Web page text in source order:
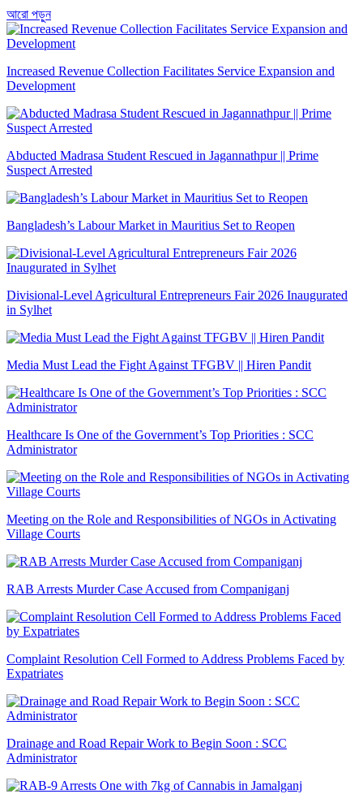
আরো পড়ুন
Increased Revenue Collection Facilitates Service Expansion and
Development
Abducted Madrasa Student Rescued in Jagannathpur || Prime
Suspect Arrested
Bangladesh’s Labour Market in Mauritius Set to Reopen
Divisional-Level Agricultural Entrepreneurs Fair 2026 Inaugurated
in Sylhet
Media Must Lead the Fight Against TFGBV || Hiren Pandit
Healthcare Is One of the Government’s Top Priorities : SCC
Administrator
Meeting on the Role and Responsibilities of NGOs in Activating
Village Courts
RAB Arrests Murder Case Accused from Companiganj
Complaint Resolution Cell Formed to Address Problems Faced by
Expatriates
Drainage and Road Repair Work to Begin Soon : SCC
Administrator